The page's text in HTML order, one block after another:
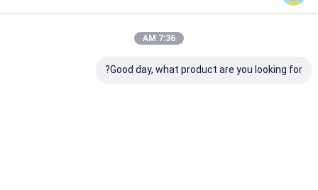
المنتجات الموصى بها
7:36 AM
Good day, what product are you looking for?